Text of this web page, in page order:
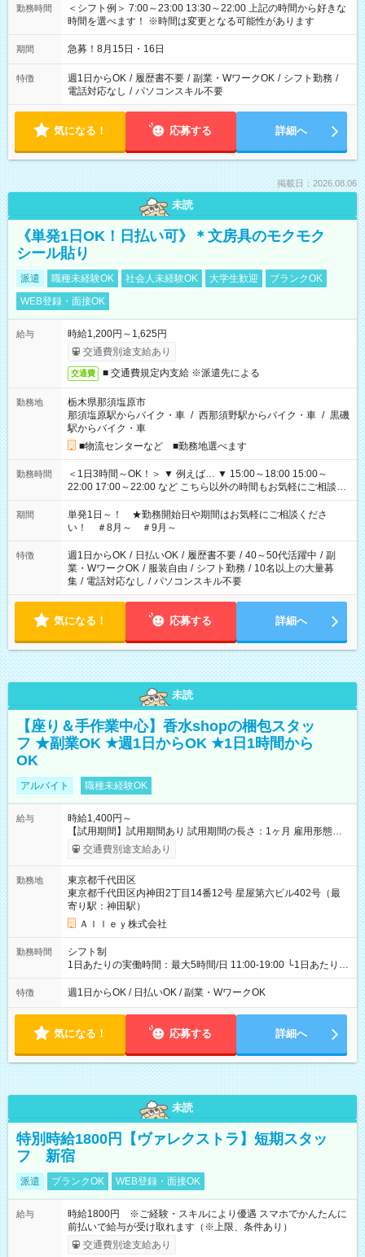
勤務時間
＜シフト例＞ 7:00～23:00 13:30～22:00 上記の時間から好きな
時間を選べます！ ※時間は変更となる可能性があります
期間 急募！8月15日・16日
特徴 週1日からOK / 履歴書不要 / 副業・WワークOK / シフト勤務 /
電話対応なし / パソコンスキル不要
気になる！ 応募する 詳細へ
掲載日：2026.08.06
未読
《単発1日OK！日払い可》＊文房具のモクモク
シール貼り
派遣 職種未経験OK 社会人未経験OK 大学生歓迎
ブランクOK
WEB登録・面接OK
給与
時給1,200円～1,625円
交通費別途支給あり
交通費 ■ 交通費規定内支給 ※派遣先による
勤務地
栃木県那須塩原市
那須塩原駅からバイク・車 / 西那須野駅からバイク・車 / 黒磯
駅からバイク・車
■物流センターなど ■勤務地選べます
勤務時間
＜1日3時間～OK！＞ ▼ 例えば… ▼ 15:00～18:00 15:00～
22:00 17:00～22:00 など こちら以外の時間もお気軽にご相談く
ださい！
期間
単発1日～！ ★勤務開始日や期間はお気軽にご相談くださ
い！ ＃8月～ ＃9月～
特徴 週1日からOK / 日払いOK / 履歴書不要 / 40～50代活躍中 / 副
業・WワークOK / 服装自由 / シフト勤務 / 10名以上の大量募
集 / 電話対応なし / パソコンスキル不要
気になる！ 応募する 詳細へ
未読
【座り＆手作業中心】香水shopの梱包スタッ
フ ★副業OK ★週1日からOK ★1日1時間から
OK
アルバイト 職種未経験OK
給与
時給1,400円～
【試用期間】試用期間あり 試用期間の長さ：1ヶ月 雇用形態、
給与は本採用時と同じです。
交通費別途支給あり
勤務地
東京都千代田区
東京都千代田区内神田2丁目14番12号 星屋第六ビル402号（最
寄り駅：神田駅）
Ａｌｌｅｙ株式会社
勤務時間
シフト制
1日あたりの実働時間：最大5時間/日 11:00-19:00 └1日あたりの
実働時間：1-5時間 └上記の時間帯内であれば、いつでも勤務可
能！ └平日・土曜日の中で、お好きな曜日でご勤務いただけま
18:00 などのように、自由な働き方が可能なお仕事です！
特徴 週1日からOK / 日払いOK / 副業・WワークOK
気になる！ 応募する 詳細へ
未読
特別時給1800円【ヴァレクストラ】短期スタッ
フ 新宿
派遣 ブランクOK WEB登録・面接OK
給与
時給1800円 ※ご経験・スキルにより優遇 スマホでかんたんに
前払いで給与が受け取れます（※上限、条件あり）
交通費別途支給あり